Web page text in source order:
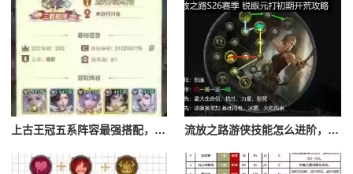
上古王冠五系阵容最强搭配，上古王冠五星排行 流放之路游侠技能怎么进阶，流放之路游侠技能怎么进阶的